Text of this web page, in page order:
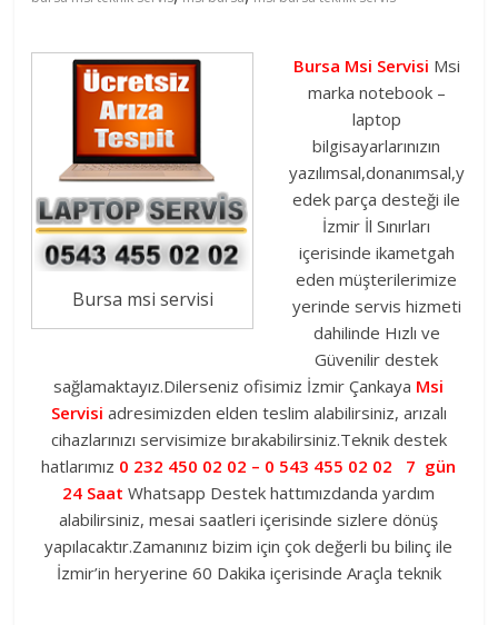
450
0202
–
0
543
455
0202
Kaliteden
fazlasını
isteyenlere
Bursa msi servisi
Bursa Msi Servisi Msi
marka notebook –
laptop
bilgisayarlarınızın
yazılımsal,donanımsal,y
edek parça desteği ile
İzmir İl Sınırları
içerisinde ikametgah
eden müşterilerimize
yerinde servis hizmeti
dahilinde Hızlı ve
Güvenilir destek
sağlamaktayız.Dilerseniz ofisimiz İzmir Çankaya Msi
Servisi adresimizden elden teslim alabilirsiniz, arızalı
cihazlarınızı servisimize bırakabilirsiniz.Teknik destek
hatlarımız 0 232 450 02 02 – 0 543 455 02 02 7 gün
24 Saat Whatsapp Destek hattımızdanda yardım
alabilirsiniz, mesai saatleri içerisinde sizlere dönüş
yapılacaktır.Zamanınız bizim için çok değerli bu bilinç ile
İzmir’in heryerine 60 Dakika içerisinde Araçla teknik